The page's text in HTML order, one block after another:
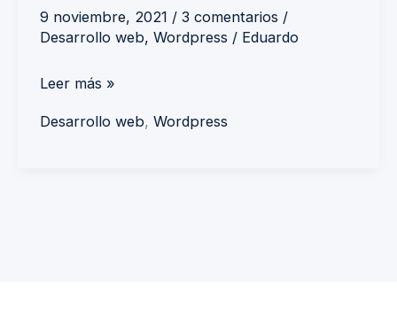
9 noviembre, 2021 / 3 comentarios /
Desarrollo web, Wordpress / Eduardo
Leer más »
Desarrollo web, Wordpress